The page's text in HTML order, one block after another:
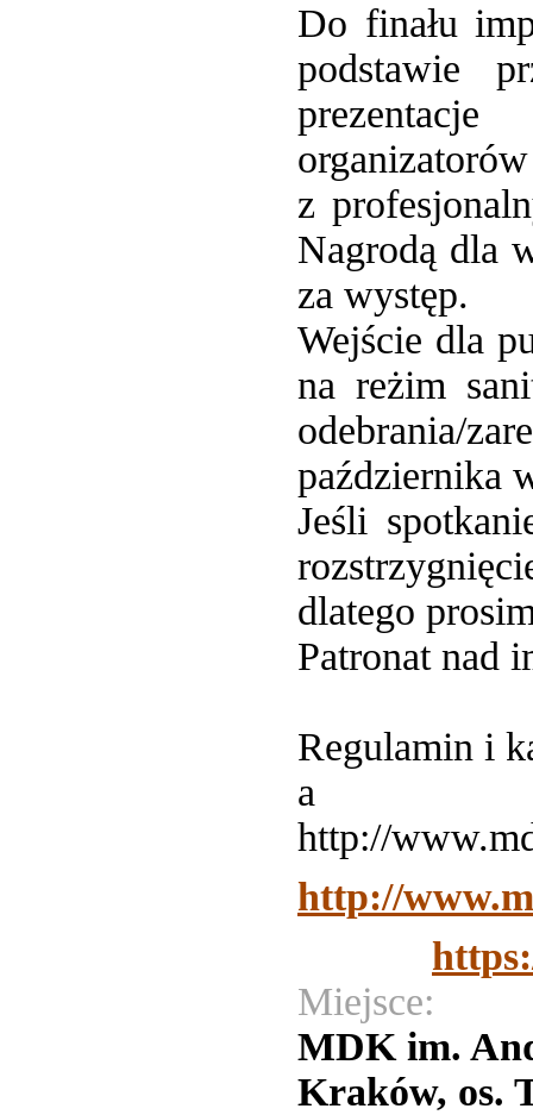
Do finału
podstawie
z
Nagrodą dla
za występ.
Wejście dla
na reżim
odebrania/
października
Jeśli
dlatego
Patronat nad
Regulamin i
a
http://
http://
Miejsce:
MDK im.
Kraków, os.